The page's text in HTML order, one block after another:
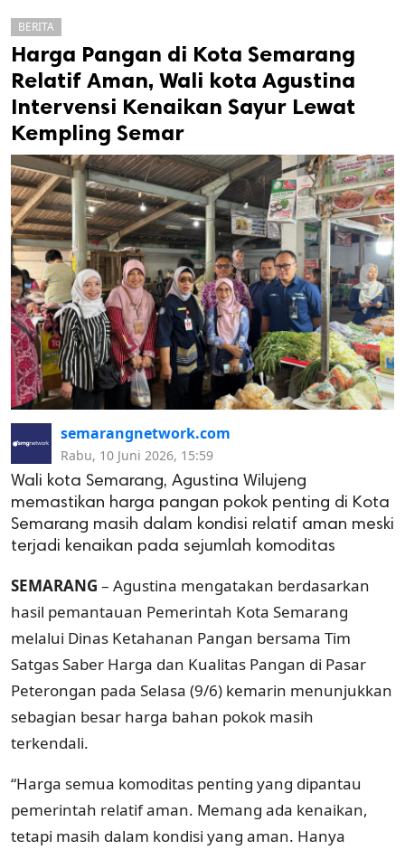
cipta.
BERITA
Harga Pangan di Kota Semarang
Relatif Aman, Wali kota Agustina
Intervensi Kenaikan Sayur Lewat
Kempling Semar
semarangnetwork.com
Rabu, 10 Juni 2026, 15:59
Wali kota Semarang, Agustina Wilujeng
memastikan harga pangan pokok penting di Kota
Semarang masih dalam kondisi relatif aman meski
terjadi kenaikan pada sejumlah komoditas
SEMARANG – Agustina mengatakan berdasarkan
hasil pemantauan Pemerintah Kota Semarang
melalui Dinas Ketahanan Pangan bersama Tim
Satgas Saber Harga dan Kualitas Pangan di Pasar
Peterongan pada Selasa (9/6) kemarin menunjukkan
sebagian besar harga bahan pokok masih
terkendali.
“Harga semua komoditas penting yang dipantau
pemerintah relatif aman. Memang ada kenaikan,
tetapi masih dalam kondisi yang aman. Hanya